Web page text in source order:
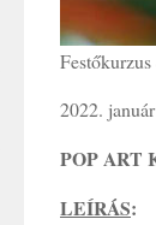
2022.
POP ART
LEÍRÁS: